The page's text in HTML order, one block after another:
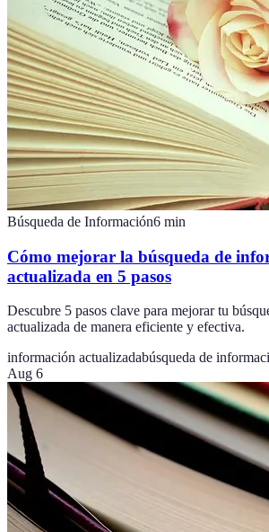
Búsqueda de Información6 min
Cómo mejorar la búsqueda de
actualizada en 5 pasos
Descubre 5 pasos clave para mejorar tu
actualizada de manera eficiente y efectiva.
información actualizadabúsqueda de
Aug 6